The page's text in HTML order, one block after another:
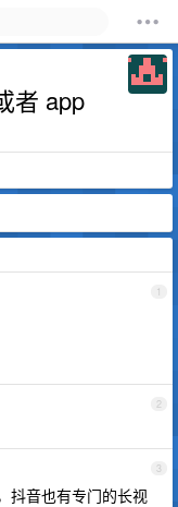
者 app
1
2
3
抖音也有专门的长视